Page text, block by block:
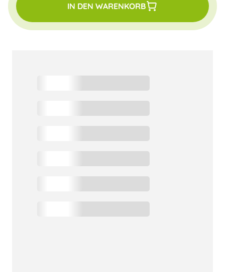
IN DEN WARENKORB